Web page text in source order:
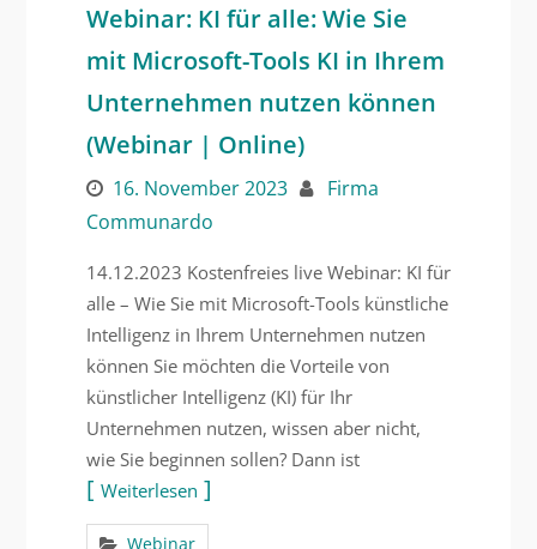
Webinar: KI für alle: Wie Sie
mit Microsoft-Tools KI in Ihrem
Unternehmen nutzen können
(Webinar | Online)
16. November 2023
Firma
Communardo
14.12.2023 Kostenfreies live Webinar: KI für
alle – Wie Sie mit Microsoft-Tools künstliche
Intelligenz in Ihrem Unternehmen nutzen
können Sie möchten die Vorteile von
künstlicher Intelligenz (KI) für Ihr
Unternehmen nutzen, wissen aber nicht,
wie Sie beginnen sollen? Dann ist
Weiterlesen
Webinar